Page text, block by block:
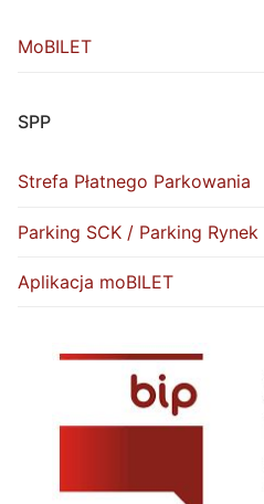
MoBILET
SPP
Strefa Płatnego Parkowania
Parking SCK / Parking Rynek
Aplikacja moBILET